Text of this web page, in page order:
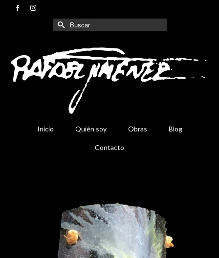
Buscar
por:
Inicio Quién soy Obras Blog
Contacto